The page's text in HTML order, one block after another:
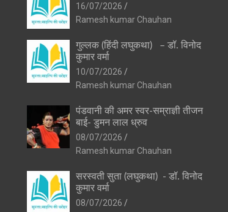
16/07/2026
Ramesh kumar Chauhan
गुल्लक (हिंदी लघुकथा) – डॉ. विनोद
कुमार वर्मा
10/07/2026
Ramesh kumar Chauhan
पंडवानी की अमर स्वर-सम्राज्ञी तीजन
बाई- डुमन लाल ध्रुव
08/07/2026
Ramesh kumar Chauhan
सरस्वती सुता (लघुकथा) ​- डॉ. विनोद
कुमार वर्मा
08/07/2026